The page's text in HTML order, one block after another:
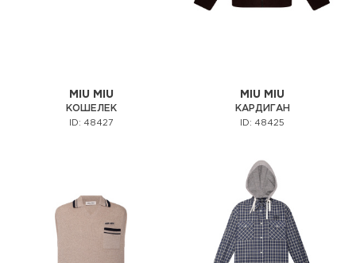
MIU MIU
КОШЕЛЕК
ID: 48427
MIU MIU
КАРДИГАН
ID: 48425